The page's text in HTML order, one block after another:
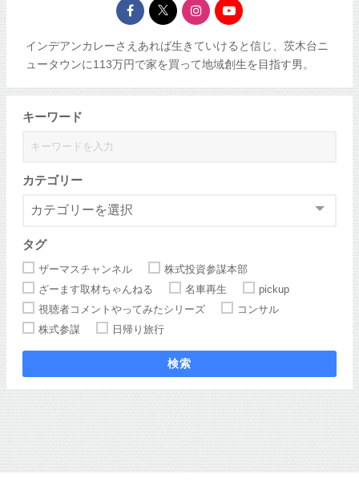
インデアンカレーさえあれば生きていけると信じ、茨木台ニ
ュータウンに113万円で家を買って地域創生を目指す男。
キーワード
カテゴリー
タグ
ザーマスチャンネル
株式投資参謀本部
ざーます取材ちゃんねる
名車再生
pickup
視聴者コメントやってみたシリーズ
コンサル
株式参謀
日帰り旅行
検索